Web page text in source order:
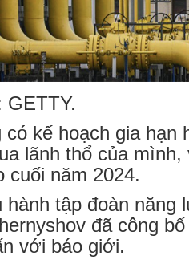
GETTY.
có kế hoạch gia hạn
lãnh thổ của
cuối năm 2024.
hành tập đoàn
đã công
với báo giới.